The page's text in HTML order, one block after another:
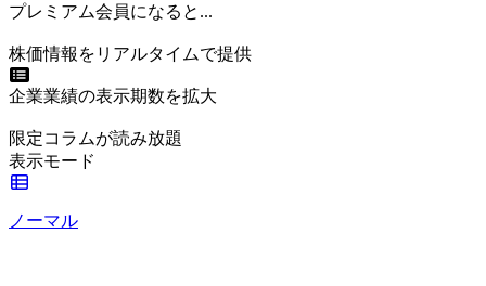
プレミアム会員になると...
株価情報をリアルタイムで提供
企業業績の表示期数を拡大
限定コラムが読み放題
表示モード
ノーマル